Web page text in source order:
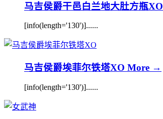
马吉侯爵干邑白兰地大肚方瓶XO
[info(length='130')]......
马吉侯爵埃菲尔铁塔XO More →
[info(length='130')]......